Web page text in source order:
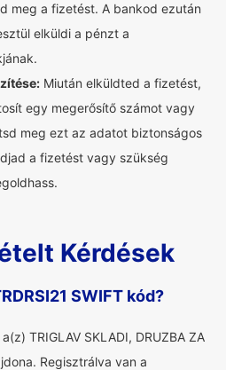
meg a fizetést. A bankod ezután
elküldi a pénzt a
Miután elküldted a fizetést,
egy megerősítő számot vagy
meg ezt az adatot biztonságos
a fizetést vagy szükség
Kérdések
SWIFT kód?
TRIGLAV SKLADI, DRUZBA ZA
Regisztrálva van a